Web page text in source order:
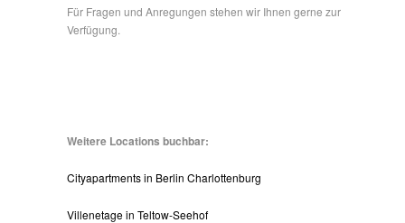
Für Fragen und Anregungen stehen wir Ihnen gerne zur
Verfügung.
Weitere Locations buchbar:
Cityapartments in Berlin Charlottenburg
Villenetage in Teltow-Seehof